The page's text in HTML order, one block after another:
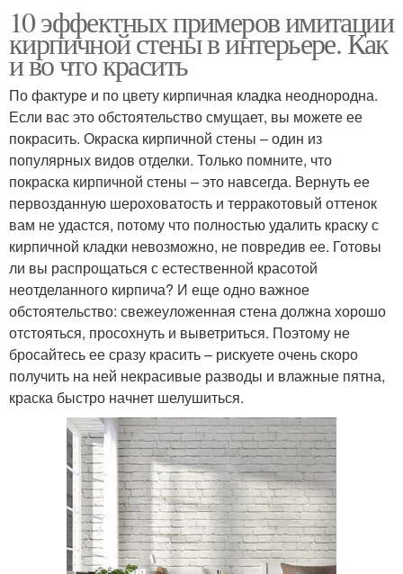
10 эффектных примеров имитации
кирпичной стены в интерьере. Как
и во что красить
По фактуре и по цвету кирпичная кладка неоднородна.
Если вас это обстоятельство смущает, вы можете ее
покрасить. Окраска кирпичной стены – один из
популярных видов отделки. Только помните, что
покраска кирпичной стены – это навсегда. Вернуть ее
первозданную шероховатость и терракотовый оттенок
вам не удастся, потому что полностью удалить краску с
кирпичной кладки невозможно, не повредив ее. Готовы
ли вы распрощаться с естественной красотой
неотделанного кирпича? И еще одно важное
обстоятельство: свежеуложенная стена должна хорошо
отстояться, просохнуть и выветриться. Поэтому не
бросайтесь ее сразу красить – рискуете очень скоро
получить на ней некрасивые разводы и влажные пятна,
краска быстро начнет шелушиться.